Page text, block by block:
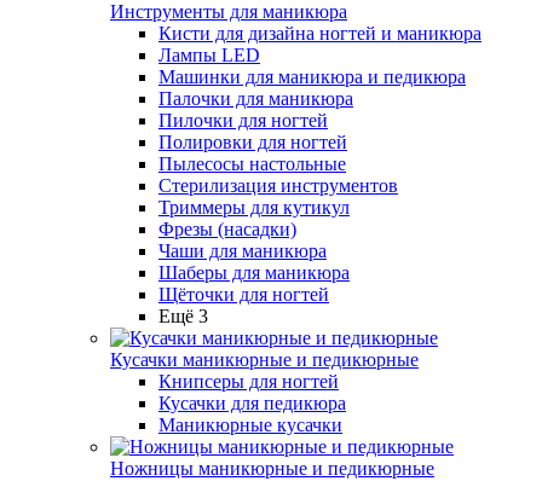
Инструменты для маникюра
Кисти для дизайна ногтей и маникюра
Лампы LED
Машинки для маникюра и педикюра
Палочки для маникюра
Пилочки для ногтей
Полировки для ногтей
Пылесосы настольные
Стерилизация инструментов
Триммеры для кутикул
Фрезы (насадки)
Чаши для маникюра
Шаберы для маникюра
Щёточки для ногтей
Ещё 3
Кусачки маникюрные и педикюрные
Книпсеры для ногтей
Кусачки для педикюра
Маникюрные кусачки
Ножницы маникюрные и педикюрные